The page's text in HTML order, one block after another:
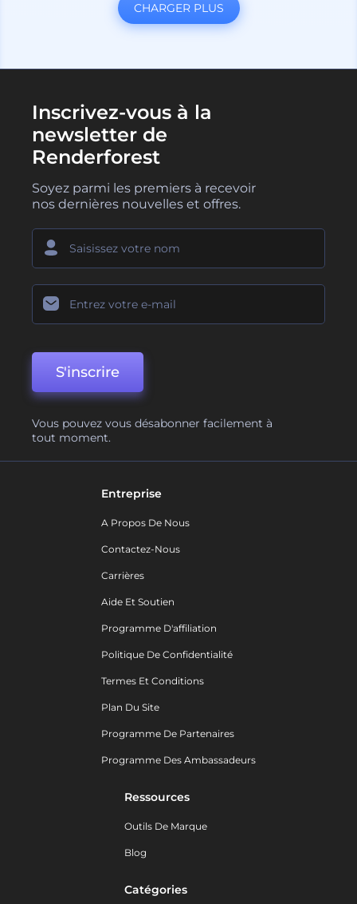
CHARGER PLUS
Inscrivez-vous à la
newsletter de
Renderforest
Soyez parmi les premiers à recevoir
nos dernières nouvelles et offres.
S'inscrire
Vous pouvez vous désabonner facilement à
tout moment.
Entreprise
A Propos De Nous
Contactez-Nous
Carrières
Aide Et Soutien
Programme D'affiliation
Politique De Confidentialité
Termes Et Conditions
Plan Du Site
Programme De Partenaires
Programme Des Ambassadeurs
Ressources
Outils De Marque
Blog
Catégories